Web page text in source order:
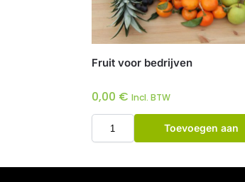
Fruit voor bedrijven
0,00 € Incl. BTW
Toevoegen aan